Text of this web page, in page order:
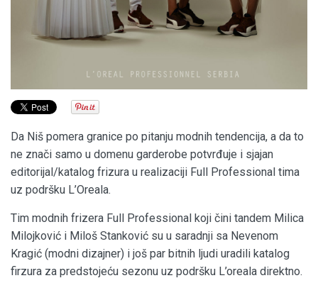
Da Niš pomera granice po pitanju modnih tendencija, a da to
ne znači samo u domenu garderobe potvrđuje i sjajan
editorijal/katalog frizura u realizaciji Full Professional tima
uz podršku L’Oreala.
Tim modnih frizera Full Professional koji čini tandem Milica
Milojković i Miloš Stanković su u saradnji sa Nevenom
Kragić (modni dizajner) i još par bitnih ljudi uradili katalog
firzura za predstojeću sezonu uz podršku L’oreala direktno.